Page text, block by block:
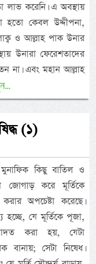
লাভ করেনি। এ অবস্থায়
হতো কেবল উদ্দীপনা,
ও আল্লাহ পাক উনার
উনারা ফেরেশতাদের
না। এবং মহান আল্লাহ
(১)
কিছু বাতিল ও
জোগাড় করে মূর্তিকে
অপচেষ্টা করেছে।
হচ্ছে, যে মূর্তিকে পূজা,
করা হয়, যেটা
বানায়; সেটা নিষেধ।